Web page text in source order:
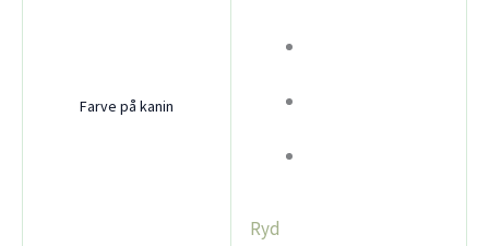
Farve på kanin
Ryd